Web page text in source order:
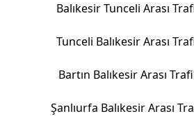
Balıkesir Tunceli Arası
Tunceli Balıkesir Arası
Bartın Balıkesir Arası
Şanlıurfa Balıkesir Arası